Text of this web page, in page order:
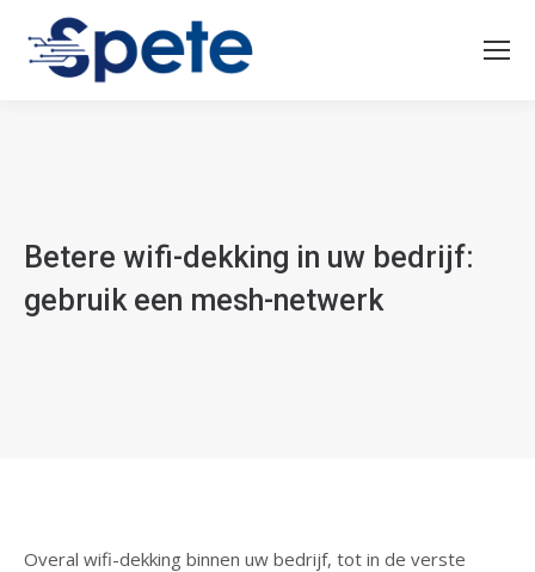
Betere wifi-dekking in uw bedrijf:
gebruik een mesh-netwerk
Overal wifi-dekking binnen uw bedrijf, tot in de verste